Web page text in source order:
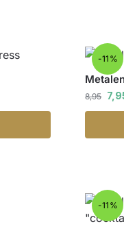
-11%
8,95
-11%